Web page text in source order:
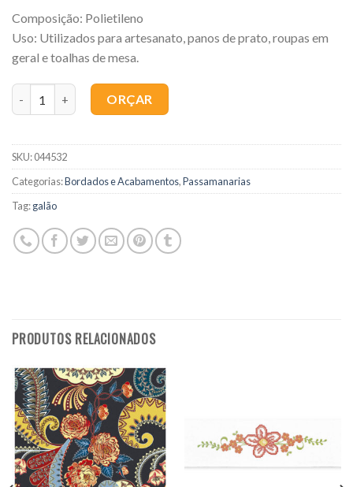
Composição: Polietileno
Uso: Utilizados para artesanato, panos de prato, roupas em
geral e toalhas de mesa.
ORÇAR
SKU:044532
Categorias:Bordados e Acabamentos,Passamanarias
Tag:galão
PRODUTOS RELACIONADOS